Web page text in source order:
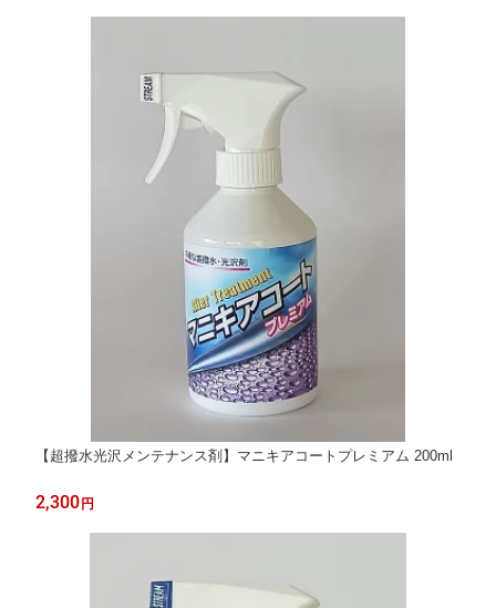
【超撥水光沢メンテナンス剤】マニキアコートプレミアム 200ml
2,300 円